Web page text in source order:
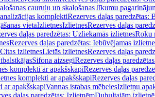
cauruļu un skalošanas līkumu
komplektiRezerves daļas paredzētas:
vietaIzlietnesIzlietnesRezerves daļas
daļas paredzētas: Uzliekamās izlietnesRoku
Rezerves daļas paredzētas: Iebūvējamas
izlietnesLietās izlietnesRezerves daļas
Sifona aizsegiRezerves daļas
komplekti ar apakšskapiRezerves daļas
komplekti ar apakšskapiRezerves daļas
ar apakšskapiVannas istabas mēbelesIzlietņu
daļas paredzētas: IzlietnēmDubultajām